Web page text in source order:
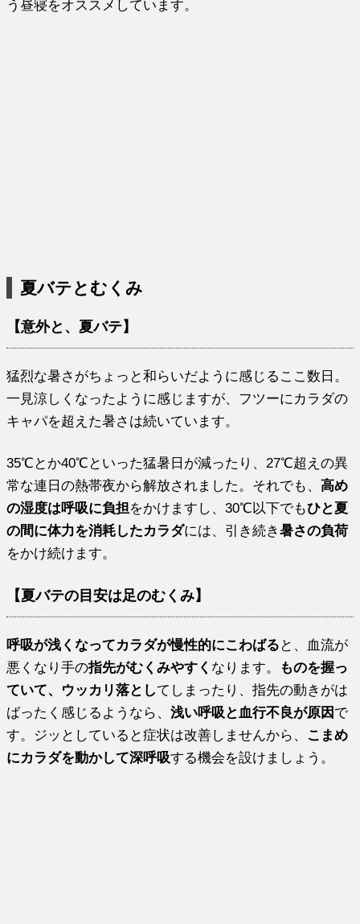
う昼寝をオススメしています。
夏バテとむくみ
【意外と、夏バテ】
猛烈な暑さがちょっと和らいだように感じるここ数日。
一見涼しくなったように感じますが、フツーにカラダの
キャパを超えた暑さは続いています。
35℃とか40℃といった猛暑日が減ったり、27℃超えの異
常な連日の熱帯夜から解放されました。それでも、高め
の湿度は呼吸に負担をかけますし、30℃以下でもひと夏
の間に体力を消耗したカラダには、引き続き暑さの負荷
をかけ続けます。
【夏バテの目安は足のむくみ】
呼吸が浅くなってカラダが慢性的にこわばる と、血流が
悪くなり手の指先がむくみやすく なります。
ものを握っ
ていて、ウッカリ落としてしまったり、指先の動きがは
ばったく感じるようなら、浅い呼吸と血行不良が原因 で
す。ジッとしていると症状は改善しませんから、 こまめ
にカラダを動かして深呼吸する機会を設けましょう。